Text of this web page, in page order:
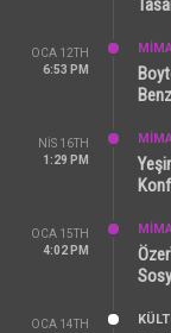
OCA 12TH
6:53 PM
NIS 16TH
1:29 PM
OCA 15TH
4:02 PM
OCA 14TH